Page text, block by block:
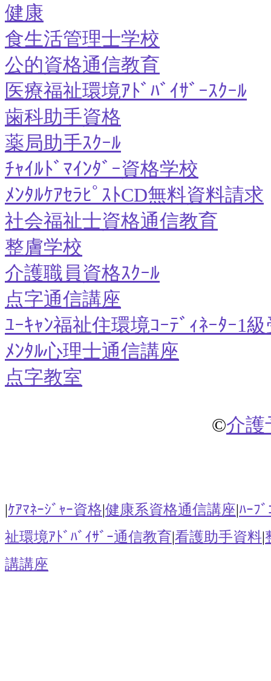
健康
食生活管理士学校
公的資格通信教育
医療福祉環境ｱﾄﾞﾊﾞｲｻﾞｰｽｸｰﾙ
歯科助手資格
薬局助手ｽｸｰﾙ
ﾁｬｲﾙﾄﾞﾏｲﾝﾀﾞｰ資格学校
ﾒﾝﾀﾙｹｱｾﾗﾋﾟｽﾄCD無料資料請求
社会福祉士資格通信教育
整膚学校
介護職員資格ｽｸｰﾙ
点字通信講座
ﾕｰｷｬﾝ福祉住環境ｺｰﾃﾞｨﾈｰﾀｰ1
ﾒﾝﾀﾙ心理士通信講座
点字教室
©介護
|ｹｱﾏﾈｰｼﾞｬｰ資格|健康系資格通信講座|ﾊｰﾌ
祉環境ｱﾄﾞﾊﾞｲｻﾞｰ通信教育|看護助手資料|
講講座